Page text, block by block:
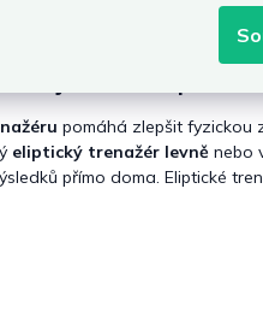
času, pulsu, vzdálenosti či
trénink i při vyšší
pomáhá zlepšit
eliptický trenažér levně nebo
přímo doma. Eliptické